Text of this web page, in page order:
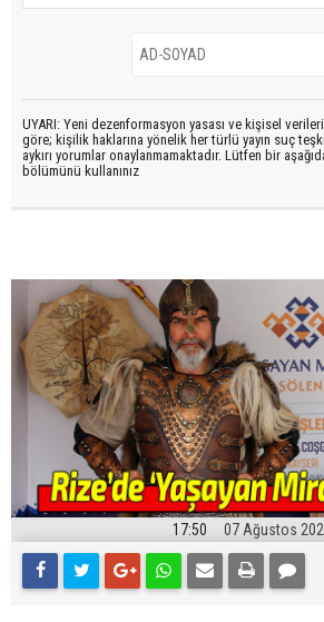
UYARI: Yeni dezenformasyon yasası ve kişisel
göre; kişilik haklarına yönelik her türlü yayın suç
aykırı yorumlar onaylanmamaktadır. Lütfen bir
bölümünü kullanınız
17:50 07 Ağustos